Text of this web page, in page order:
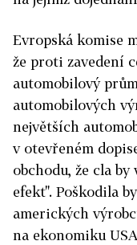
Evropská komise
že proti zavedení
automobilový
automobilových
největších
v otevřeném
obchodu, že cla
efekt". Poškodila
amerických
na ekonomiku